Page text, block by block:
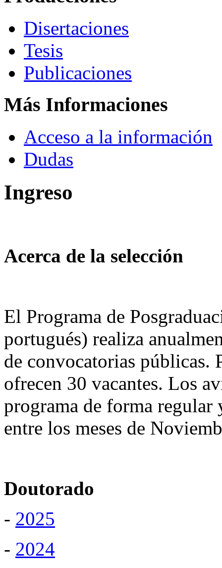
Disertaciones
Tesis
Publicaciones
Más Informaciones
Acceso a la información
Dudas
Ingreso
Acerca de la selección
El Programa de
portugués) realiza
de convocatorias públicas.
ofrecen 30 vacantes. Los
programa de forma regular
entre los meses de
Doutorado
- 2025
- 2024